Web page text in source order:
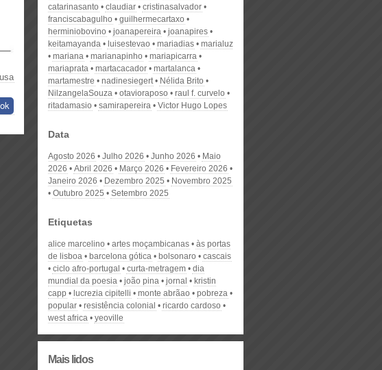
catarinasanto
claudiar
cristinasalvador
franciscabagulho
guilhermecartaxo
herminiobovino
joanapereira
joanapires
keitamayanda
luisestevao mariadias
marialuz
mariana
marianapinho
mariapicarra
mariaprata
martacacador
martalanca
martamestre
nadinesiegert
Nélida Brito
NilzangelaSouza
otavioraposo
raul f. curvelo
ritadamasio
samirapereira Victor Hugo Lopes
Data
Agosto 2026 Julho 2026 Junho 2026
Maio
2026
Abril 2026 Março 2026
Fevereiro 2026
Janeiro 2026
Dezembro 2025
Novembro 2025
Outubro 2025
Setembro 2025
Etiquetas
alice marcelino artes moçambicanas
às portas
de lisboa
barcelona gótica bolsonaro
cascais
ciclo afro-portugal
curta-metragem
dia
mundial da poesia
joão pina jornal
kristin
capp
lucrezia cipitelli monte abrãao
pobreza
popular
resistência colonial
ricardo cardoso
west africa
yeoville
Mais lidos